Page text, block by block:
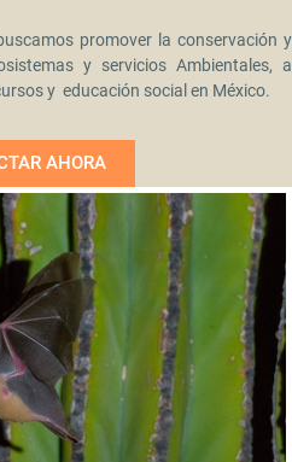
promover la conservación y
y servicios Ambientales, a
y educación social en México.
AHORA